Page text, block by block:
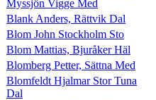
Myssjön Vigge Med
Blank Anders, Rättvik Dal
Blom John Stockholm Sto
Blom Mattias, Bjuråker Häl
Blomberg Petter, Sättna Med
Blomfeldt Hjalmar Stor Tuna
Dal